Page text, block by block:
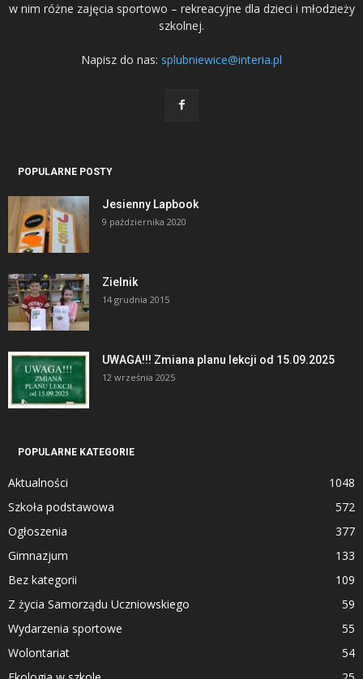
w nim różne zajęcia sportowo – rekreacyjne dla dzieci i młodzieży
szkolnej.
Napisz do nas: splubniewice@interia.pl
POPULARNE POSTY
Jesienny Lapbook
9 października 2020
Zielnik
14 grudnia 2015
UWAGA!!! Zmiana planu lekcji od 15.09.2025
12 września 2025
POPULARNE KATEGORIE
Aktualności
1048
Szkoła podstawowa
572
Ogłoszenia
377
Gimnazjum
133
Bez kategorii
109
Z życia Samorządu Uczniowskiego
59
Wydarzenia sportowe
55
Wolontariat
54